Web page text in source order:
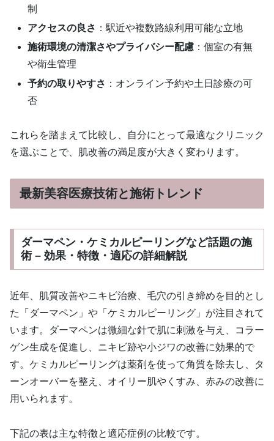
制
アクセスの良さ ：駅近や複数路線利用可能な立地
施術環境の清潔さやプライバシー配慮 ：個室の有無
や衛生管理
予約の取りやすさ ：オンライン予約や土日診療の可
否
これらを踏まえて比較し、自分にとって最適なクリニック
を選ぶことで、肌改善の満足度が大きく変わります。
最新美容医療技術と施術トレンド
ダーマペン・ケミカルピーリングなど話題の施
術 – 効果・特徴・適応の詳細解説
近年、肌質改善やニキビ治療、毛穴の引き締めを目的とし
た「ダーマペン」や「ケミカルピーリング」が注目されて
います。ダーマペンは微細な針で肌に刺激を与え、コラー
ゲン生成を促進し、ニキビ跡や小ジワの改善に効果的で
す。ケミカルピーリングは薬剤を使って角質を除去し、タ
ーンオーバーを整え、オイリー肌やくすみ、赤みの改善に
用いられます。
下記の表は主な特徴と適応症例の比較です。